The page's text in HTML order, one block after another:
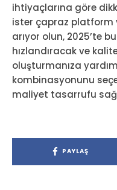
ihtiyaçlarına göre
ister çapraz platform
arıyor olun, 2025’te
hızlandıracak ve
oluşturmanıza
kombinasyonunu
maliyet tasarrufu
PAYLAŞ